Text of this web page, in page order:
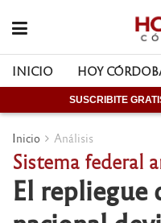
INICIO HOY
SUSCRIBITE
Inicio Análisis
Sistema federal
El repliegue